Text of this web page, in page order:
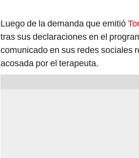
Luego de la demanda que emitió
tras sus declaraciones en el
comunicado en sus redes sociales
acosada por el terapeuta.